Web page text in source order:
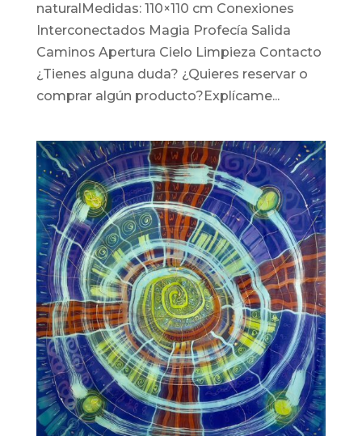
naturalMedidas: 110×110 cm Conexiones
Interconectados Magia Profecía Salida
Caminos Apertura Cielo Limpieza Contacto
¿Tienes alguna duda? ¿Quieres reservar o
comprar algún producto?Explícame...